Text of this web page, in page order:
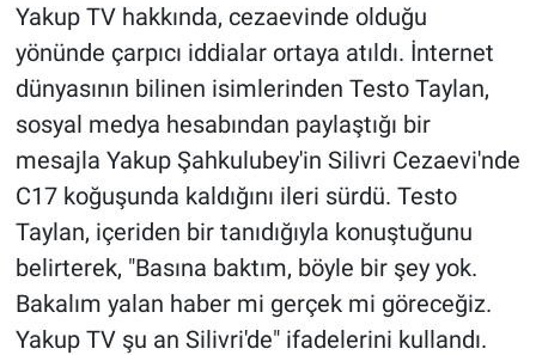
Yakup TV hakkında, cezaevinde olduğu
yönünde çarpıcı iddialar ortaya atıldı. İnternet
dünyasının bilinen isimlerinden Testo Taylan,
sosyal medya hesabından paylaştığı bir
mesajla Yakup Şahkulubey'in Silivri Cezaevi'nde
C17 koğuşunda kaldığını ileri sürdü. Testo
Taylan, içeriden bir tanıdığıyla konuştuğunu
belirterek, "Basına baktım, böyle bir şey yok.
Bakalım yalan haber mi gerçek mi göreceğiz.
Yakup TV şu an Silivri'de" ifadelerini kullandı.